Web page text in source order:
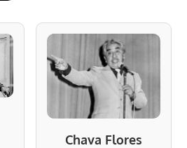
Chava Flores